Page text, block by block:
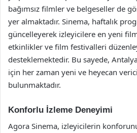
bağımsız filmler ve belgeseller de
yer almaktadır. Sinema, haftalık
güncelleyerek izleyicilere en yeni
etkinlikler ve film festivalleri
desteklemektedir. Bu sayede,
için her zaman yeni ve heyecan
bulunmaktadır.
Konforlu İzleme Deneyimi
Agora Sinema, izleyicilerin